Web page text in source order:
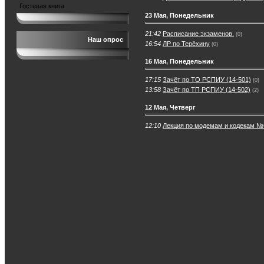
Гостевая книга
Наш опрос
23 Мая, Понедельник
21:42 Расписание экзаменов. (0)
16:54 ЛР по Терёхину (0)
16 Мая, Понедельник
17:15 Зачёт по ТО РСПИУ (14-501) (0)
13:58 Зачёт по ТП РСПИУ (14-502) (2)
12 Мая, Четверг
12:10 Лекция по модемам и кодекам